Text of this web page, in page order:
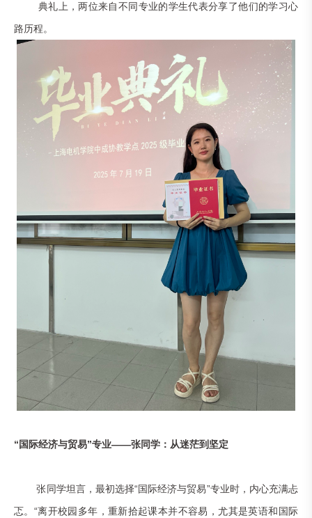
典礼上，两位来自不同专业的学生代表分享了他们的学习心
路历程。
“国际经济与贸易”专业——张同学：从迷茫到坚定
张同学坦言，最初选择“国际经济与贸易”专业时，内心充满忐
忑。“离开校园多年，重新拾起课本并不容易，尤其是英语和国际